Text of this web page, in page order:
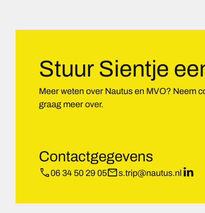
Stuur Sientje
Meer weten over Nautus en MVO? Neem
graag meer over.
Contactgegevens
phone06 34 50 29 05mails.trip@nautus.nl